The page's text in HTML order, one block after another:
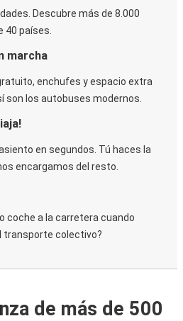
Descubre más de 8.000
40 países.
marcha
enchufes y espacio extra
son los autobuses modernos.
en segundos. Tú haces la
encargamos del resto.
coche a la carretera cuando
transporte colectivo?
de más de 500